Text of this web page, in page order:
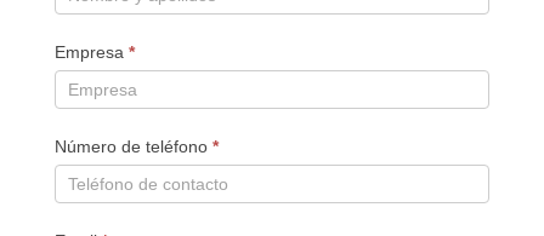
Empresa *
Número de teléfono *